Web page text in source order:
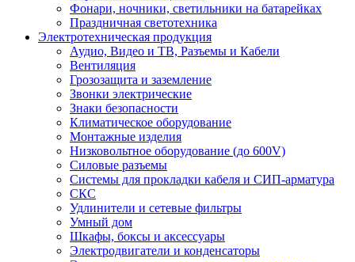
Фонари, ночники, светильники на батарейках
Праздничная светотехника
Электротехническая продукция
Аудио, Видео и ТВ, Разъемы и Кабели
Вентиляция
Грозозащита и заземление
Звонки электрические
Знаки безопасности
Климатическое оборудование
Монтажные изделия
Низковольтное оборудование (до 600V)
Силовые разъемы
Системы для прокладки кабеля и СИП-арматура
СКС
Удлинители и сетевые фильтры
Умный дом
Шкафы, боксы и аксессуары
Электродвигатели и конденсаторы